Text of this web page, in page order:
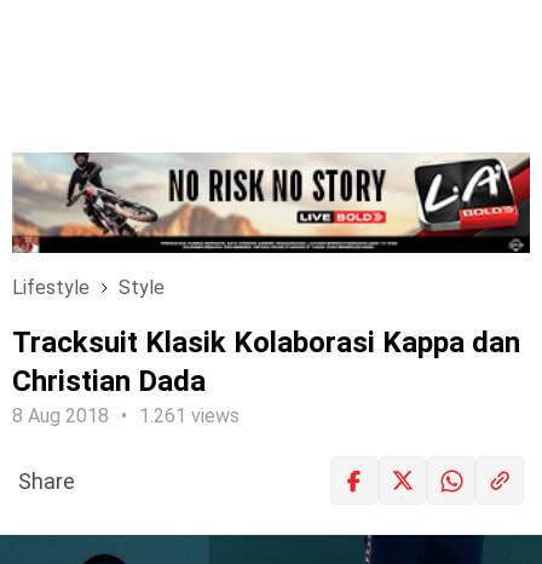
Lifestyle Style
Tracksuit Klasik Kolaborasi Kappa dan
Christian Dada
8 Aug 2018 1.261 views
Share